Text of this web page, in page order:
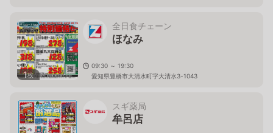
1枚
全日食チェーン
ほなみ
09:30 ～ 19:30
愛知県豊橋市大清水町字大清水3-1043
スギ薬局
牟呂店